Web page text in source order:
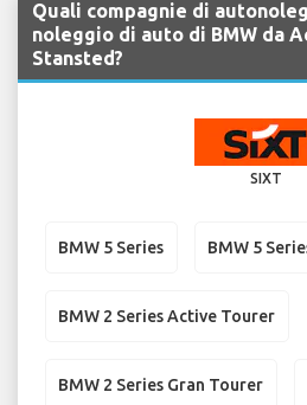
Quali compagnie di
noleggio di auto di BMW da
Stansted?
SIXT
BMW 5 Series BMW 5
BMW 2 Series Active Tourer
BMW 2 Series Gran Tourer